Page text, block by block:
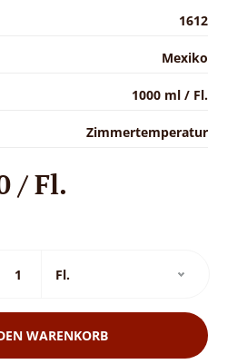
1612
Mexiko
1000 ml / Fl.
Zimmertemperatur
/ Fl.
WARENKORB